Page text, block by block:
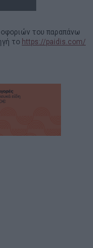
του παραπάνω
το https://paidis.com/